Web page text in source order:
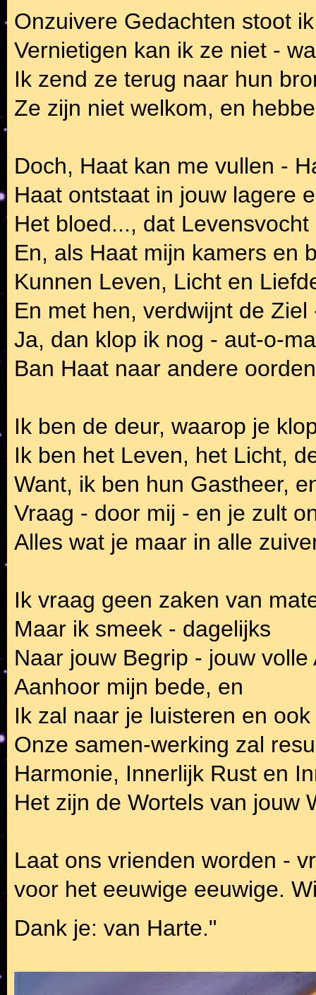
Onzuivere Gedachten stoot
Vernietigen kan ik ze niet -
Ik zend ze terug naar hun
Ze zijn niet welkom, en
Doch, Haat kan me vullen -
Haat ontstaat in jouw lagere
Het bloed..., dat
En, als Haat mijn kamers en
Kunnen Leven, Licht en
En met hen, verdwijnt de Ziel
Ja, dan klop ik nog - aut-o-
Ban Haat naar andere
Ik ben de deur, waarop je
Ik ben het Leven, het Licht,
Want, ik ben hun Gastheer,
Vraag - door mij - en je zult
Alles wat je maar in alle
Ik vraag geen zaken van
Maar ik smeek - dagelijks
Naar jouw Begrip - jouw
Aanhoor mijn bede, en
Ik zal naar je luisteren en
Onze samen-werking zal
Harmonie, Innerlijk Rust en
Het zijn de Wortels van jouw
Laat ons vrienden worden -
voor het eeuwige eeuwige.
Dank je: van Harte."